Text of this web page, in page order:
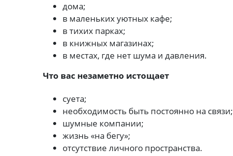
дома;
в маленьких уютных кафе;
в тихих парках;
в книжных магазинах;
в местах, где нет шума и давления.
Что вас незаметно истощает
суета;
необходимость быть постоянно на связи;
шумные компании;
жизнь «на бегу»;
отсутствие личного пространства.